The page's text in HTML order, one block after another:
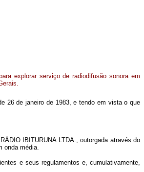
explorar serviço de radiodifusão sonora em
26 de janeiro de 1983, e tendo em vista o que
RÁDIO IBITURUNA LTDA., outorgada através do
onda média.
e seus regulamentos e, cumulativamente,